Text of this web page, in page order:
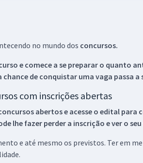
no mundo dos concursos.
e comece a se preparar o quanto
chance de conquistar uma vaga passa a
com inscrições abertas
abertos e acesse o edital
lhe fazer perder a inscrição e ver o
e até mesmo os previstos. Ter em